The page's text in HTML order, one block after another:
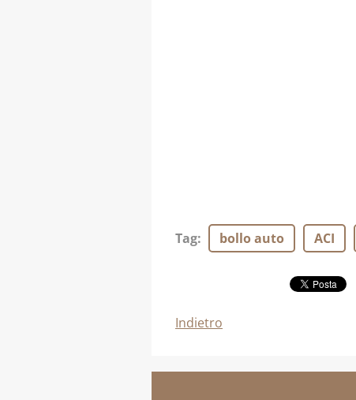
Tag: bollo auto ACI
Indietro